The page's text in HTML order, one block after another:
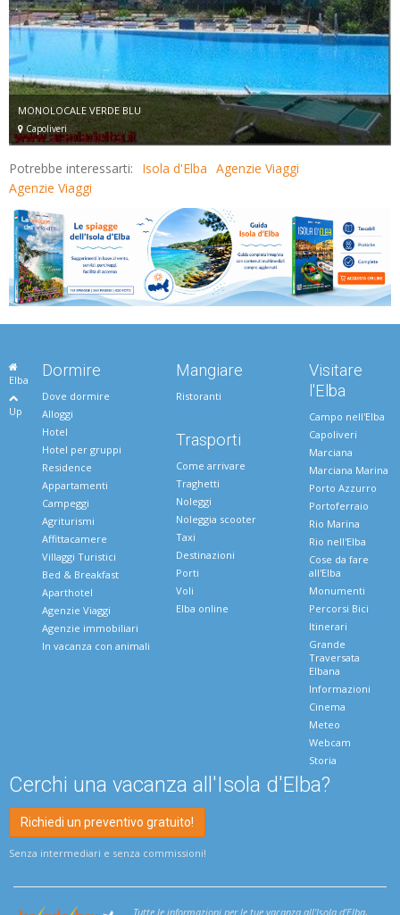
MONOLOCALE VERDE BLU
Capoliveri
Potrebbe interessarti: Isola d'Elba Agenzie Viaggi
Agenzie Viaggi
Elba
Up
Dormire
Dove dormire
Alloggi
Hotel
Hotel per gruppi
Residence
Appartamenti
Campeggi
Agriturismi
Affittacamere
Villaggi Turistici
Bed & Breakfast
Aparthotel
Agenzie Viaggi
Agenzie immobiliari
In vacanza con animali
Mangiare
Ristoranti
Trasporti
Come arrivare
Traghetti
Noleggi
Noleggia scooter
Taxi
Destinazioni
Porti
Voli
Elba online
Visitare
l'Elba
Campo nell'Elba
Capoliveri
Marciana
Marciana Marina
Porto Azzurro
Portoferraio
Rio Marina
Rio nell'Elba
Cose da fare
all'Elba
Monumenti
Percorsi Bici
Itinerari
Grande
Traversata
Elbana
Informazioni
Cinema
Meteo
Webcam
Storia
Cerchi una vacanza all'Isola d'Elba?
Richiedi un preventivo gratuito!
Senza intermediari e senza commissioni!
Tutte le informazioni per le tue vacanza all'Isola d'Elba,